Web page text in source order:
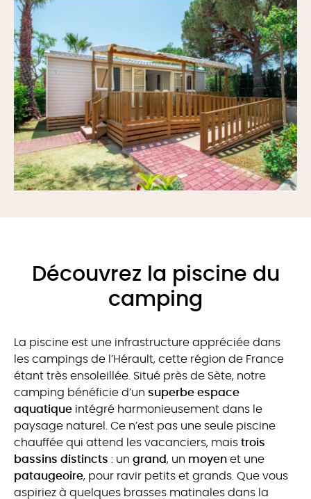
Découvrez la piscine du
camping
La piscine est une infrastructure appréciée dans
les campings de l’Hérault, cette région de France
étant très ensoleillée. Situé près de Sète, notre
camping bénéficie d’un superbe espace
aquatique intégré harmonieusement dans le
paysage naturel. Ce n’est pas une seule piscine
chauffée qui attend les vacanciers, mais trois
bassins distincts : un grand, un moyen et une
pataugeoire, pour ravir petits et grands. Que vous
aspiriez à quelques brasses matinales dans la